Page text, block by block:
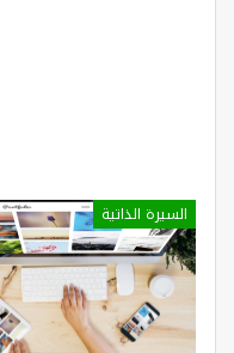
السيرة الذاتية